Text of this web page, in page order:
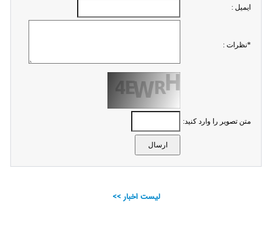
ايميل :
*نظرات :
متن تصویر را وارد کنید:
لیست اخبار >>